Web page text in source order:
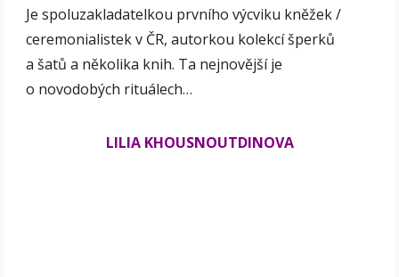
Je spoluzakladatelkou prvního výcviku kněžek /
ceremonialistek v ČR, autorkou kolekcí šperků
a šatů a několika knih. Ta nejnovější je
o novodobých rituálech…
LILIA KHOUSNOUTDINOVA